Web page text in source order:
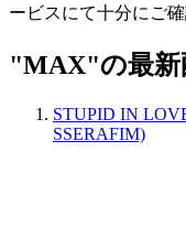
ービスにて十分にご
"MAX"の最新
STUPID IN
SSERAFIM)